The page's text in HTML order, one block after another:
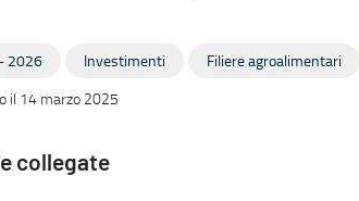
2026 Investimenti Filiere agroalimentari
il 14 marzo 2025
collegate